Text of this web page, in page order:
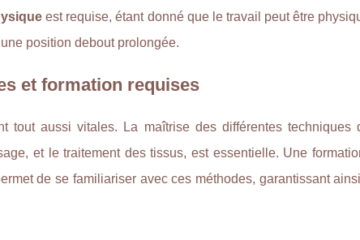
est requise, étant donné que le travail peut être
position debout prolongée.
et formation requises
tout aussi vitales. La maîtrise des différentes
et le traitement des tissus, est essentielle. Une
de se familiariser avec ces méthodes, garantissant